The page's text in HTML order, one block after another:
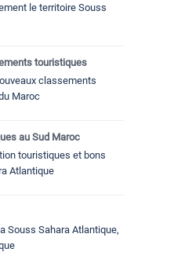
le territoire Souss
touristiques
classements
Maroc
au Sud Maroc
touristiques et bons
Atlantique
Souss Sahara Atlantique,